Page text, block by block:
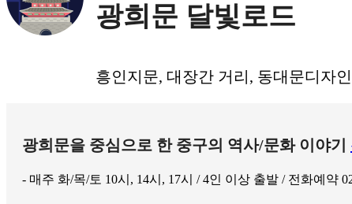
광희문 달빛로드
흥인지문, 대장간 거리, 동대문디자
광희문을 중심으로 한 중구의 역사/문화 이야기
- 매주 화/목/토 10시, 14시, 17시 / 4인 이상 출발 / 전화예약